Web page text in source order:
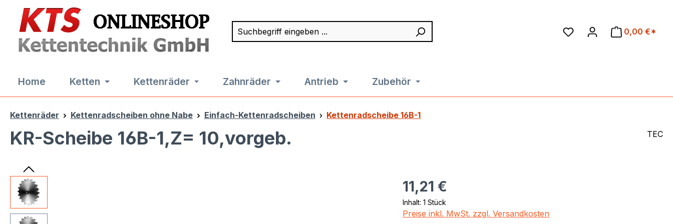
Hauptinhalt springen
Zur Suche springen
Zur Hauptnavigation springen
Suchbegriff eingeben ...
0,00 €*
Home Ketten Kettenräder Zahnräder Antrieb Zubehör
Kettenräder Kettenradscheiben ohne Nabe Einfach-Kettenradscheiben Kettenradscheibe 16B-1
KR-Scheibe 16B-1,Z= 10,vorgeb. TEC
Bildergalerie überspringen Regulärer Preis:
11,21 €
Inhalt: 1 Stück
Preise inkl. MwSt. zzgl. Versandkosten